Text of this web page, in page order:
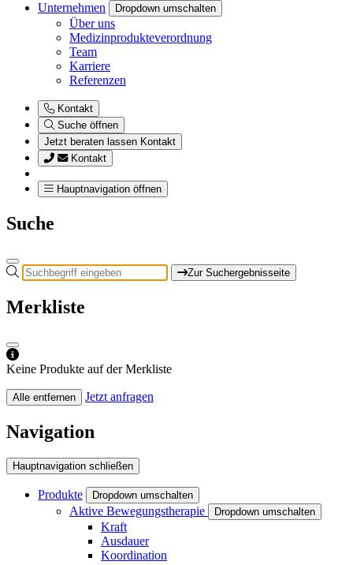
Unternehmen
Dropdown umschalten
Über uns
Medizinprodukteverordnung
Team
Karriere
Referenzen
Kontakt
Suche öffnen
Jetzt beraten lassen Kontakt
Kontakt
Hauptnavigation öffnen
Suche
Zur Suchergebnisseite
Merkliste
Keine Produkte auf der Merkliste
Alle entfernen Jetzt anfragen
Navigation
Hauptnavigation schließen
Produkte Dropdown umschalten
Aktive Bewegungstherapie Dropdown umschalten
Kraft
Ausdauer
Koordination